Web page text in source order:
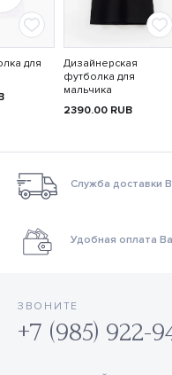
для
Дизайнерская
футболка для
мальчика
2390.00 RUB
Служба доставки
Удобная оплата
ЗВОНИТЕ
+7 (985) 922-